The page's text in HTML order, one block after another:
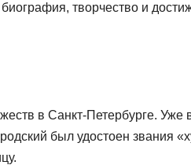
творчество и
в Санкт-Петербурге. Уже
был удостоен звания